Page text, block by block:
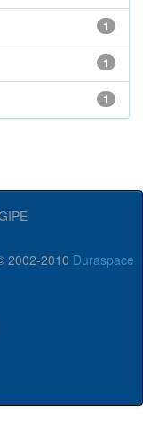
1
1
1
2002-2010 Duraspace